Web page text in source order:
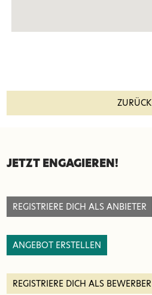
ZURÜCK
SEITENFUSS
JETZT ENGAGIEREN!
REGISTRIERE DICH ALS ANBIETER
ANGEBOT ERSTELLEN
REGISTRIERE DICH ALS BEWERBER